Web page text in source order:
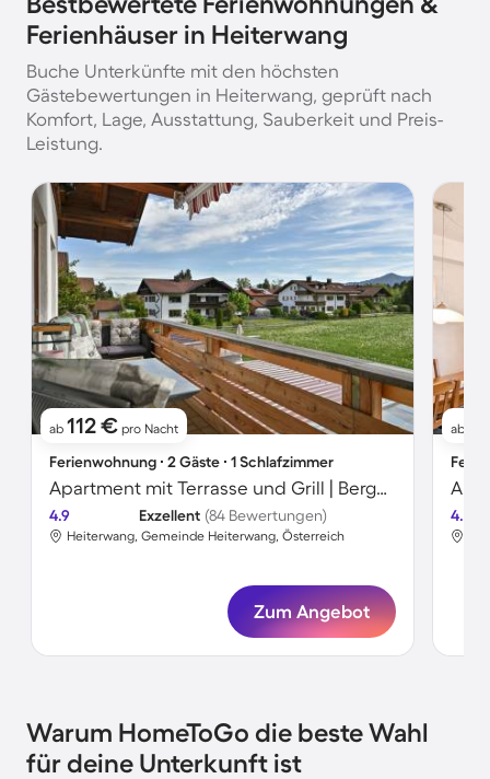
Ferienhäuser in Heiterwang
Buche Unterkünfte mit den höchsten
Gästebewertungen in Heiterwang, geprüft nach
Komfort, Lage, Ausstattung, Sauberkeit und Preis-
Leistung.
ab 112 € pro Nacht
Ferienwohnung ∙ 2 Gäste ∙ 1 Schlafzimmer
Apartment mit Terrasse und Grill | Bergblick
4.9 Exzellent (84 Bewertungen)
Heiterwang, Gemeinde Heiterwang, Österreich
Zum Angebot
ab
4.7
Warum HomeToGo die beste Wahl
für deine Unterkunft ist